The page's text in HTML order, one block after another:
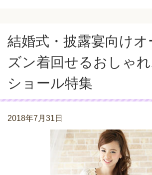
結婚式・披露宴向けオ
ズン着回せるおしゃれ
ショール特集
2018年7月31日